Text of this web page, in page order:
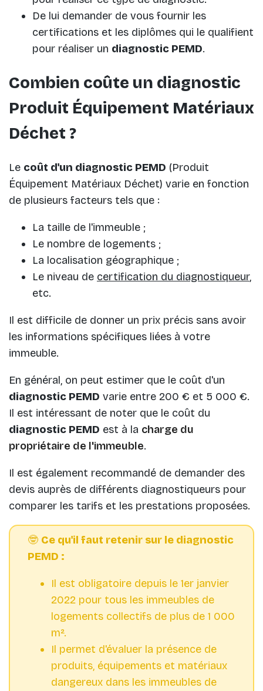
De lui demander de vous fournir les
certifications et les diplômes qui le qualifient
pour réaliser un diagnostic PEMD.
Combien coûte un diagnostic
Produit Équipement Matériaux
Déchet ?
Le coût d'un diagnostic PEMD (Produit
Équipement Matériaux Déchet) varie en fonction
de plusieurs facteurs tels que :
La taille de l'immeuble ;
Le nombre de logements ;
La localisation géographique ;
Le niveau de certification du diagnostiqueur,
etc.
Il est difficile de donner un prix précis sans avoir
les informations spécifiques liées à votre
immeuble.
En général, on peut estimer que le coût d'un
diagnostic PEMD varie entre 200 € et 5 000 €.
Il est intéressant de noter que le coût du
diagnostic PEMD est à la charge du
propriétaire de l'immeuble.
Il est également recommandé de demander des
devis auprès de différents diagnostiqueurs pour
comparer les tarifs et les prestations proposées.
🤓 Ce qu'il faut retenir sur le diagnostic
PEMD :
Il est obligatoire depuis le 1er janvier
2022 pour tous les immeubles de
logements collectifs de plus de 1 000
m².
Il permet d'évaluer la présence de
produits, équipements et matériaux
dangereux dans les immeubles de